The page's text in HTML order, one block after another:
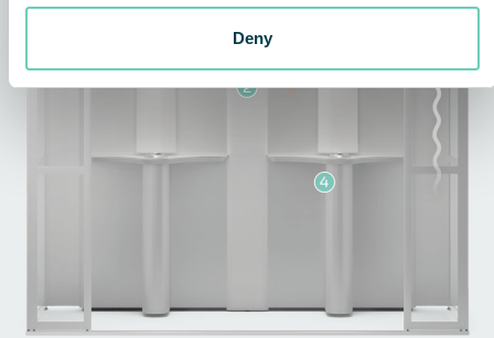
Deny